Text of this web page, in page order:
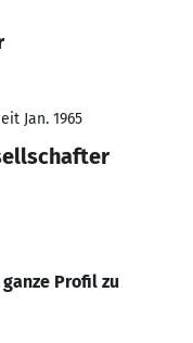
Jan. 1965
Profil zu